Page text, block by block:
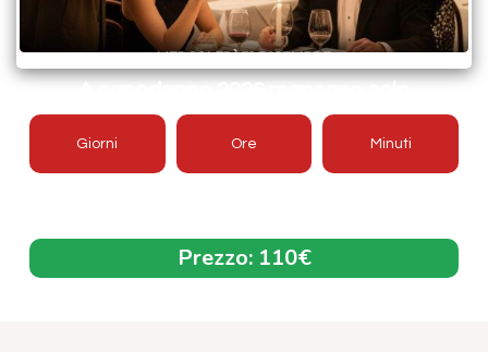
Giorni Ore Minuti
Prezzo: 110€